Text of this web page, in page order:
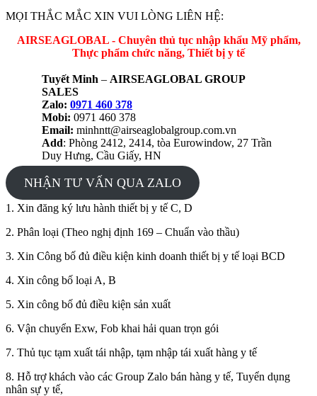
MỌI THẮC MẮC XIN VUI LÒNG LIÊN HỆ:
AIRSEAGLOBAL - Chuyên thủ tục nhập khẩu Mỹ phẩm,
Thực phẩm chức năng, Thiết bị y tế
Tuyết Minh – AIRSEAGLOBAL GROUP
SALES
Zalo: 0971 460 378
Mobi: 0971 460 378
Email: minhntt@airseaglobalgroup.com.vn
Add: Phòng 2412, 2414, tòa Eurowindow, 27 Trần
Duy Hưng, Cầu Giấy, HN
NHẬN TƯ VẤN QUA ZALO
1. Xin đăng ký lưu hành thiết bị y tế C, D
2. Phân loại (Theo nghị định 169 – Chuẩn vào thầu)
3. Xin Công bố đủ điều kiện kinh doanh thiết bị y tế loại BCD
4. Xin công bố loại A, B
5. Xin công bố đủ điều kiện sản xuất
6. Vận chuyển Exw, Fob khai hải quan trọn gói
7. Thủ tục tạm xuất tái nhập, tạm nhập tái xuất hàng y tế
8. Hỗ trợ khách vào các Group Zalo bán hàng y tế, Tuyển dụng
nhân sự y tế,